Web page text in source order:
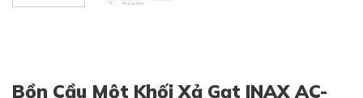
Bồn Cầu Một Khối Xả Gạt INAX AC-